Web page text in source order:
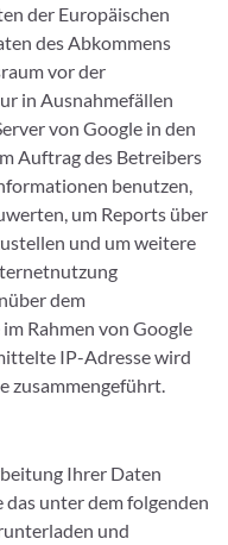
der Europäischen
des Abkommens
vor der
in Ausnahmefällen
von Google in den
Auftrag des Betreibers
benutzen,
um Reports über
und um weitere
dem
Rahmen von Google
IP-Adresse wird
zusammengeführt.
Ihrer Daten
unter dem folgenden
und